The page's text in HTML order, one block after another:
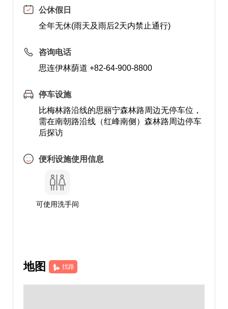
公休假日
全年无休(雨天及雨后2天内禁止通行)
咨询电话
思连伊林荫道 +82-64-900-8800
停车设施
比梅林路沿线的思丽宁森林路周边无停车位，
需在南朝路沿线（红峰南侧）森林路周边停车
后探访
便利设施使用信息
可使用洗手间
地图 找路